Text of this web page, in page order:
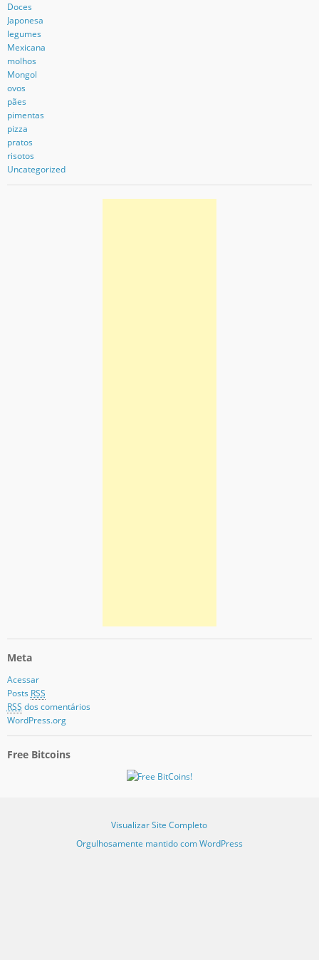
Doces
Japonesa
legumes
Mexicana
molhos
Mongol
ovos
pães
pimentas
pizza
pratos
risotos
Uncategorized
Meta
Acessar
Posts RSS
RSS dos comentários
WordPress.org
Free Bitcoins
Visualizar Site Completo
Orgulhosamente mantido com WordPress